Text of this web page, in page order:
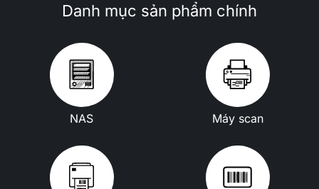
Danh mục sản phẩm chính
NAS Máy scan